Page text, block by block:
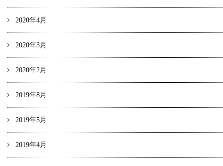
2020年4月
2020年3月
2020年2月
2019年8月
2019年5月
2019年4月